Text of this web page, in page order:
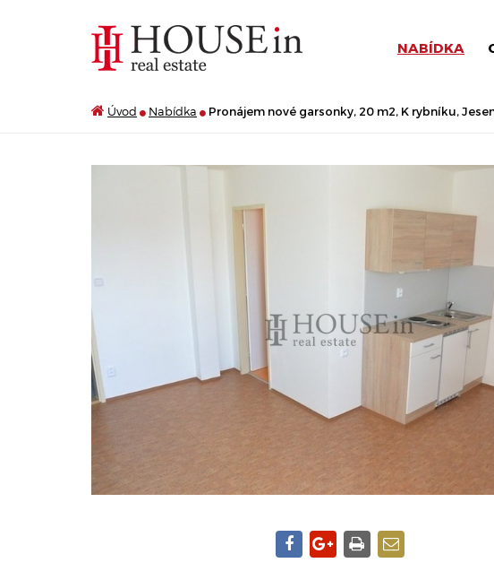
NABÍDKA
Úvod Nabídka Pronájem nové garsonky, 20 m2, K rybníku,